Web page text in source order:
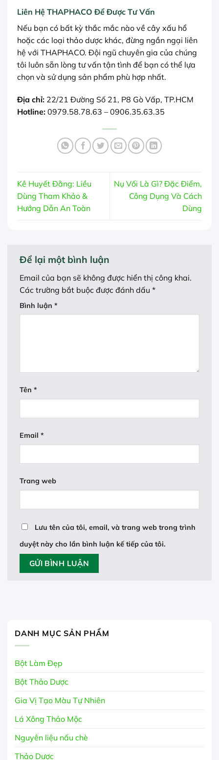
Liên Hệ THAPHACO Để Được Tư Vấn
Nếu bạn có bất kỳ thắc mắc nào về cây xấu hổ
hoặc các loại thảo dược khác, đừng ngần ngại liên
hệ với THAPHACO. Đội ngũ chuyên gia của chúng
tôi luôn sẵn lòng tư vấn tận tình để bạn có thể lựa
chọn và sử dụng sản phẩm phù hợp nhất.
Địa chỉ: 22/21 Đường Số 21, P8 Gò Vấp, TP.HCM
Hotline: 0979.58.78.63 – 0906.35.63.35
Kê Huyết Đằng: Liều
Dùng Tham Khảo &
Hướng Dẫn An Toàn
Nụ Vối Là Gì? Đặc Điểm,
Công Dụng Và Cách
Dùng
Để lại một bình luận
Email của bạn sẽ không được hiển thị công khai.
Các trường bắt buộc được đánh dấu *
Bình luận *
Tên *
Email *
Trang web
Lưu tên của tôi, email, và trang web trong trình
duyệt này cho lần bình luận kế tiếp của tôi.
DANH MỤC SẢN PHẨM
Bột Làm Đẹp
Bột Thảo Dược
Gia Vị Tạo Màu Tự Nhiên
Lá Xông Thảo Mộc
Nguyên liệu nấu chè
Thảo Dược